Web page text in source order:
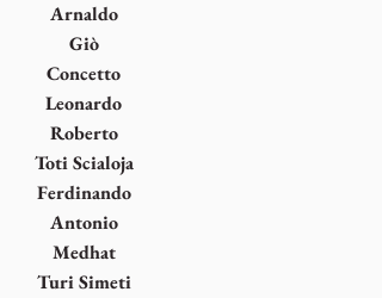
Arnaldo
Pomodoro
Giò
Pomodoro
Concetto
Pozzati
Leonardo
Rosa
Roberto
Sanesi
Toti Scialoja
Ferdinando
Scianna
Antonio
Seguí
Medhat
Shafik
Turi Simeti